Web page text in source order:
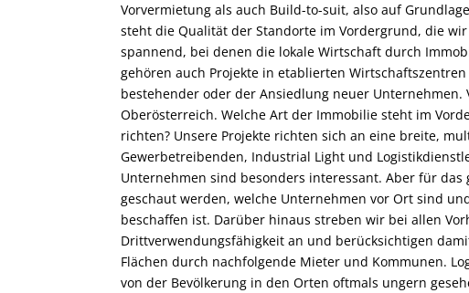
Vorvermietung als auch Build-to-suit, also auf
steht die Qualität der Standorte im Vordergrund, die
spannend, bei denen die lokale Wirtschaft durch
gehören auch Projekte in etablierten
bestehender oder der Ansiedlung neuer Unternehmen.
Oberösterreich. Welche Art der Immobilie steht im
richten? Unsere Projekte richten sich an eine breite,
Gewerbetreibenden, Industrial Light und
Unternehmen sind besonders interessant. Aber für
geschaut werden, welche Unternehmen vor Ort sind
beschaffen ist. Dar­über hinaus streben wir bei allen
Drittverwendungsfähigkeit an und berücksichtigen
Flächen durch nachfolgende Mieter und Kommunen.
von der Bevölkerung in den Orten oftmals ungern